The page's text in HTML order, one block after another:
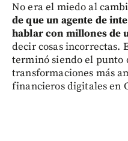
No era el miedo al
de que un agente de
hablar con millones de
decir cosas incorrectas.
terminó siendo el punto
transformaciones más
financieros digitales en